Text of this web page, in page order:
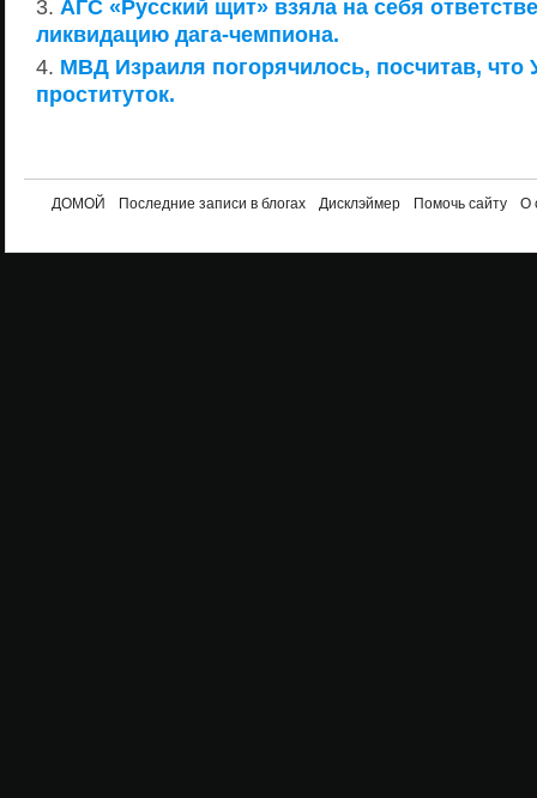
АГС «Русский щит» взяла на себя
ликвидацию дага-чемпиона.
МВД Израиля погорячилось, посчитав, что
проституток.
ДОМОЙ Последние записи в блогах Дисклэймер Помочь сайту О